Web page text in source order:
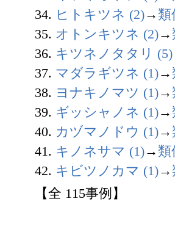
34. ヒトキツネ (2)→ 類
35. オトンキツネ (2)→
36. キツネノタタリ (5)
37. マダラギツネ (1)→
38. ヨナキノマツ (1)→
39. ギッシャノネ (1)→
40. カヅマノドウ (1)→
41. キノネサマ (1)→ 類
42. キビツノカマ (1)→
【全 115事例】